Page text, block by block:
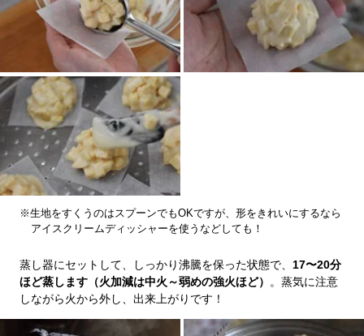
※生地をすくうのはスプーンでもOKですが、形をきれいにするなら
アイスクリームディッシャーを使うなどしても！
蒸し器にセットして、しっかり沸騰を保った状態で、 17〜20分
ほど蒸します（火加減は中火～弱めの強火ほど）
。蒸気に注意
しながら火から外し、出来上がりです！